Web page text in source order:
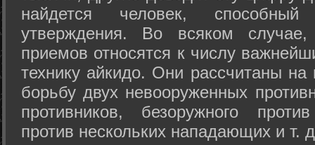
найдется человек,
утверждения. Во всяком
приемов относятся к числу
технику айкидо. Они рассчитаны
борьбу двух невооруженных
противников, безоружного
против нескольких нападающих и т.